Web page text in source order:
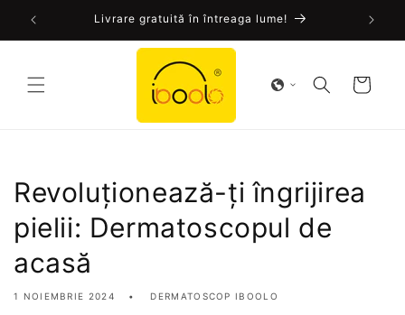
Sari la
Certificat CE, aprobat de FDA!
Cart
Revoluționează-ți îngrijirea
pielii: Dermatoscopul de
acasă
1 NOIEMBRIE 2024 DERMATOSCOP IBOOLO